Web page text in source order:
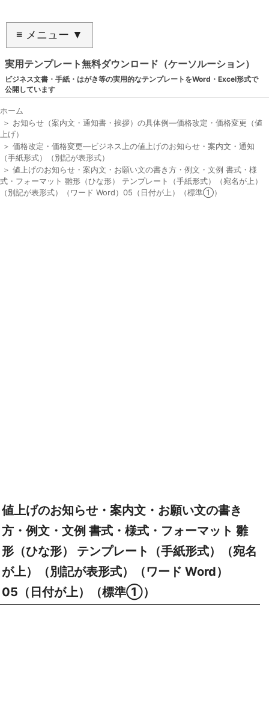
≡ メニュー ▼
実用テンプレート無料ダウンロード（ケーソルーション）
ビジネス文書・手紙・はがき等の実用的なテンプレートをWord・Excel形式で
公開しています
ホーム
＞ お知らせ（案内文・通知書・挨拶）の具体例―価格改定・価格変更（値
上げ）
＞ 価格改定・価格変更―ビジネス上の値上げのお知らせ・案内文・通知
（手紙形式）（別記が表形式）
＞ 値上げのお知らせ・案内文・お願い文の書き方・例文・文例 書式・様
式・フォーマット 雛形（ひな形） テンプレート（手紙形式）（宛名が上）
（別記が表形式）（ワード Word）05（日付が上）（標準①）
値上げのお知らせ・案内文・お願い文の書き
方・例文・文例 書式・様式・フォーマット 雛
形（ひな形） テンプレート（手紙形式）（宛名
が上）（別記が表形式）（ワード Word）
05（日付が上）（標準①）